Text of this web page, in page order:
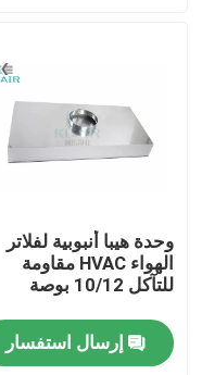
معلومات عنا
مراقبة الجودة
اتصل بنا
وحدة هيبا أنبوبية لفلاتر
الهواء HVAC مقاومة
للتآكل 10/12 بوصة
إرسال استفسار